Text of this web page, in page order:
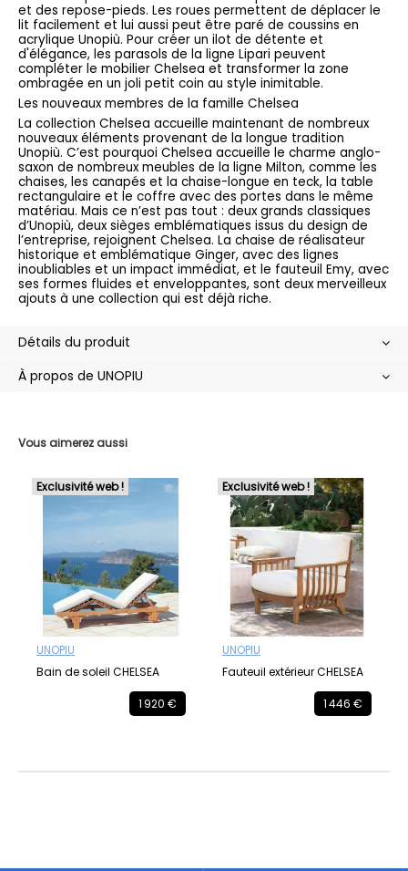
Vous aimerez aussi
Exclusivité web !
UNOPIU
Bain de soleil CHELSEA
1 920 €
Exclusivité web !
UNOPIU
Fauteuil extérieur CHELSEA
1 446 €
et des repose-pieds. Les roues permettent de déplacer le
lit facilement et lui aussi peut être paré de coussins en
acrylique Unopiù. Pour créer un ilot de détente et
d'élégance, les parasols de la ligne Lipari peuvent
compléter le mobilier Chelsea et transformer la zone
ombragée en un joli petit coin au style inimitable.
Les nouveaux membres de la famille Chelsea
La collection Chelsea accueille maintenant de nombreux
nouveaux éléments provenant de la longue tradition
Unopiù. C’est pourquoi Chelsea accueille le charme anglo-
saxon de nombreux meubles de la ligne Milton, comme les
chaises, les canapés et la chaise-longue en teck, la table
rectangulaire et le coffre avec des portes dans le même
matériau. Mais ce n’est pas tout : deux grands classiques
d’Unopiù, deux sièges emblématiques issus du design de
l’entreprise, rejoignent Chelsea. La chaise de réalisateur
historique et emblématique Ginger, avec des lignes
inoubliables et un impact immédiat, et le fauteuil Emy, avec
ses formes fluides et enveloppantes, sont deux merveilleux
ajouts à une collection qui est déjà riche.
Détails du produit
À propos de UNOPIU